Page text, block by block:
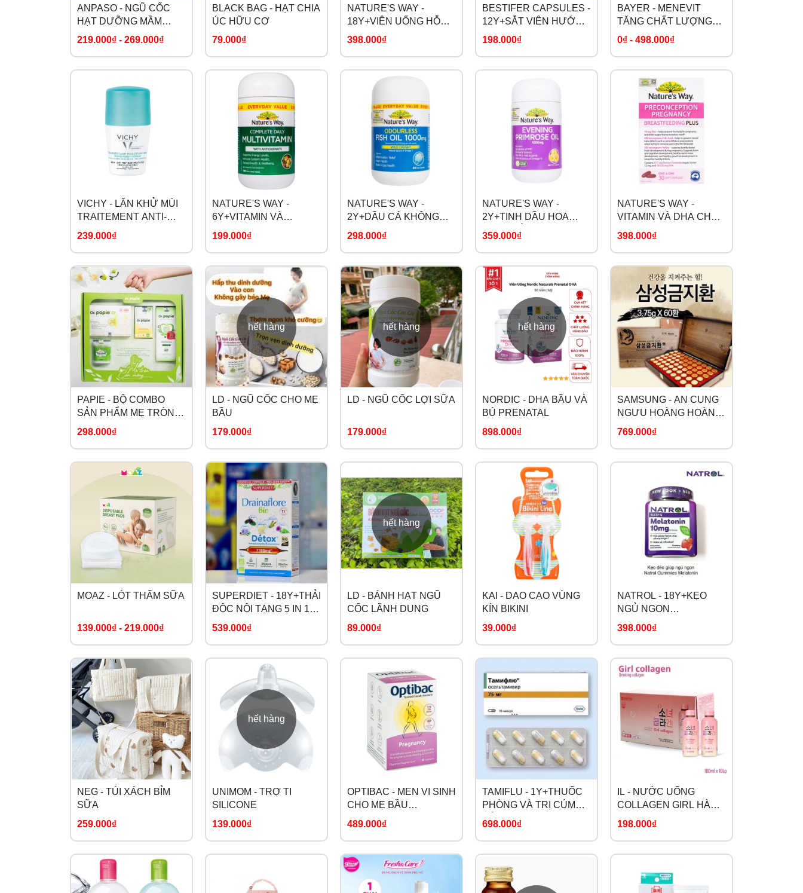
ANPASO - NGŨ CỐC
HẠT DƯỠNG MẦM
XANH CHO MẸ BẦU
219.000₫ - 269.000₫
BLACK BAG - HẠT CHIA
ÚC HỮU CƠ
79.000₫
NATURE'S WAY -
18Y+VIÊN UỐNG HỖ
TRỢ TĂNG CƯỜNG
BRAIN & MEMORY
398.000₫
BESTIFER CAPSULES -
12Y+SẮT VIÊN HƯỚNG
ĐÍCH CHO MẸ BẦU VÀ
198.000₫
BAYER - MENEVIT
TĂNG CHẤT LƯỢNG
TINH TRÙNG CHO NAM
0₫ - 498.000₫
VICHY - LĂN KHỬ MÙI
TRAITEMENT ANTI-
TRANSPIRANT 48H
239.000₫
NATURE'S WAY -
6Y+VITAMIN VÀ
KHOÁNG CHẤT
MULTIVITAMIN
199.000₫
NATURE'S WAY -
2Y+DẦU CÁ KHÔNG
MÙI ODOURLESS FISH
298.000₫
NATURE'S WAY -
2Y+TINH DẦU HOA
ANH THẢO VÀ GAMMA
EVENING PRIMROSE
OIL
359.000₫
NATURE'S WAY -
VITAMIN VÀ DHA CHO
MẸ BẦU
PREGNANCY
BREASTFEEDING
PLUS
398.000₫
PAPIE - BỘ COMBO
SẢN PHẨM MẸ TRÒN
CON VUÔNG
298.000₫
hết hàng
LD - NGŨ CỐC CHO MẸ
BẦU
179.000₫
hết hàng
LD - NGŨ CỐC LỢI SỮA
179.000₫
hết hàng
NORDIC - DHA BẦU VÀ
BÚ PRENATAL
898.000₫
SAMSUNG - AN CUNG
NGƯU HOÀNG HOÀN
HÀN QUỐC
769.000₫
MOAZ - LÓT THẤM SỮA
139.000₫ - 219.000₫
SUPERDIET - 18Y+THẢI
ĐỘC NỘI TẠNG 5 IN 1
DRAINAFLORE BIO
539.000₫
hết hàng
LD - BÁNH HẠT NGŨ
CỐC LÃNH DUNG
89.000₫
KAI - DAO CẠO VÙNG
KÍN BIKINI
39.000₫
NATROL - 18Y+KẸO
NGỦ NGON
MELATONIN SLEEP
398.000₫
NEG - TÚI XÁCH BỈM
SỮA
259.000₫
hết hàng
UNIMOM - TRỢ TI
SILICONE
139.000₫
OPTIBAC - MEN VI SINH
CHO MẸ BẦU
PREGNANCY
489.000₫
TAMIFLU - 1Y+THUỐC
PHÒNG VÀ TRỊ CÚM
CỦA NGA
698.000₫
IL - NƯỚC UỐNG
COLLAGEN GIRL HÀN
QUỐC
198.000₫